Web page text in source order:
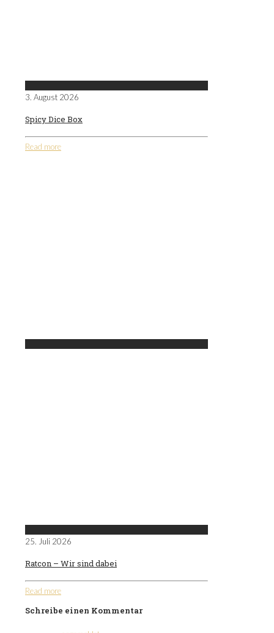
3. August 2026
Spicy Dice Box
Read more
25. Juli 2026
Ratcon – Wir sind dabei
Read more
Schreibe einen Kommentar